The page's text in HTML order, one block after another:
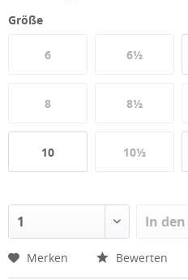
Größe
6 6½
8 8½
10 10½
In den
Merken Bewerten